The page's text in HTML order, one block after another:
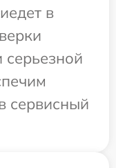
в
серьезной
сервисный